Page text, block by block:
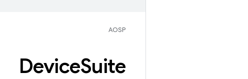
AOSP
DeviceSuite